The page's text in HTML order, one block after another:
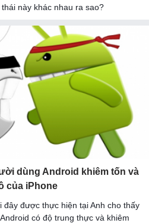
này khác nhau ra sao?
dùng Android khiêm tốn và
của iPhone
được thực hiện tại Anh cho thấy
có độ trung thực và khiêm